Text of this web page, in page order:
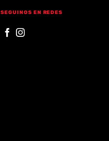
SEGUINOS EN REDES